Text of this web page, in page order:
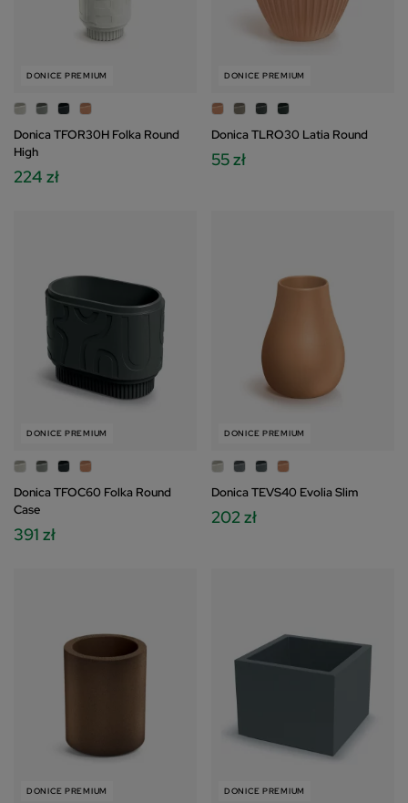
DONICE PREMIUM
Donica TFOR30H Folka Round
High
224 zł
DONICE PREMIUM
Donica TLRO30 Latia Round
55 zł
DONICE PREMIUM
Donica TFOC60 Folka Round
Case
391 zł
DONICE PREMIUM
Donica TEVS40 Evolia Slim
202 zł
DONICE PREMIUM DONICE PREMIUM